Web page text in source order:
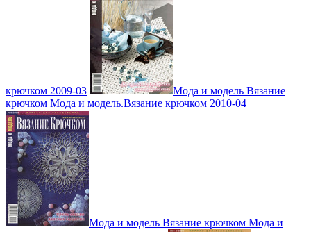
крючком 2009-03
Мода и модель Вязание
крючком Мода и модель.Вязание крючком 2010-04
Мода и модель Вязание крючком Мода и